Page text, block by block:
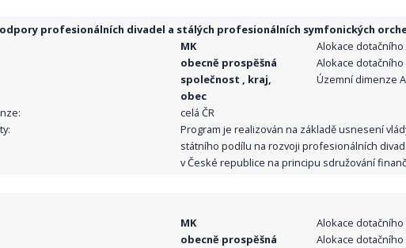
profesionálních divadel a stálých profesionálních symfonických
MK
obecně prospěšná
společnost , kraj,
obec
Alokace dotačního
Alokace dotačního
Územní dimenze
celá ČR
Program je realizován na základě usnesení
státního podílu na rozvoji profesionálních
v České republice na principu sdružování
MK
obecně prospěšná
Alokace dotačního
Alokace dotačního